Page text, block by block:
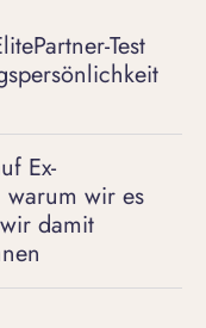
Test
Ex-
warum wir es
damit